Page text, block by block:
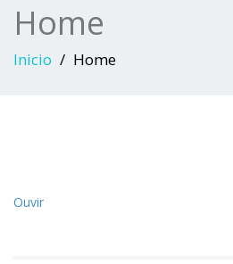
Home
Inicio Home
Ouvir